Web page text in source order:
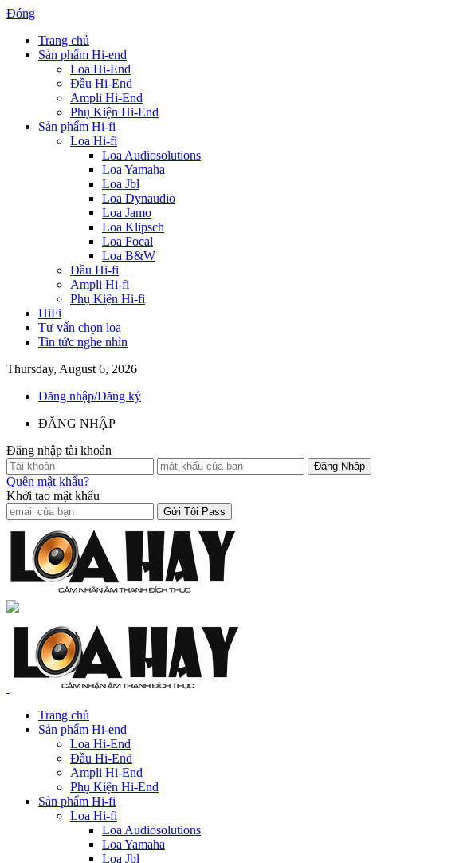
Đóng
Trang chủ
Sản phẩm Hi-end
Loa Hi-End
Đầu Hi-End
Ampli Hi-End
Phụ Kiện Hi-End
Sản phẩm Hi-fi
Loa Hi-fi
Loa Audiosolutions
Loa Yamaha
Loa Jbl
Loa Dynaudio
Loa Jamo
Loa Klipsch
Loa Focal
Loa B&W
Đầu Hi-fi
Ampli Hi-fi
Phụ Kiện Hi-fi
HiFi
Tư vấn chọn loa
Tin tức nghe nhìn
Thursday, August 6, 2026
Đăng nhập/Đăng ký
ĐĂNG NHẬP
Đăng nhập tài khoản
Quên mật khẩu?
Khởi tạo mật khẩu
Trang chủ
Sản phẩm Hi-end
Loa Hi-End
Đầu Hi-End
Ampli Hi-End
Phụ Kiện Hi-End
Sản phẩm Hi-fi
Loa Hi-fi
Loa Audiosolutions
Loa Yamaha
Loa Jbl